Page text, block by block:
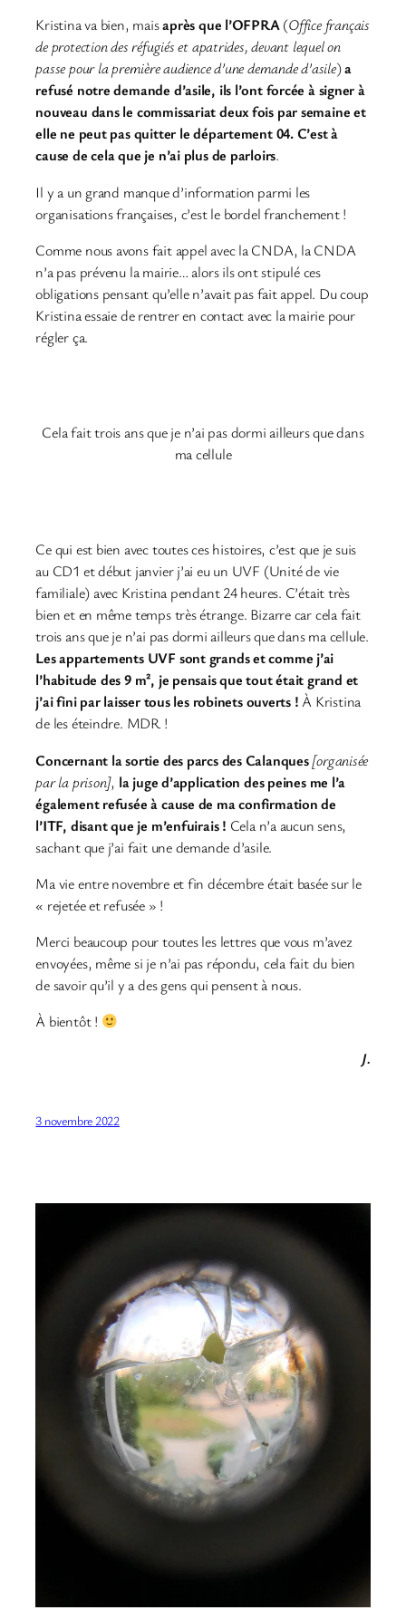
Kristina va bien, maisaprès que l’OFPRA(Office français
de protection des réfugiés et apatrides, devant lequel on
passe pour la première audience d’une demande d’asile)a
refusé notre demande d’asile, ils l’ont forcée à signer à
nouveau dans le commissariat deux fois par semaine et
elle ne peut pas quitter le département 04. C’est à
cause de cela que je n’ai plus de parloirs.
Il y a un grand manque d’information parmi les
organisations françaises, c’est le bordel franchement !
Comme nous avons fait appel avec la CNDA, la CNDA
n’a pas prévenu la mairie… alors ils ont stipulé ces
obligations pensant qu’elle n’avait pas fait appel. Du coup
Kristina essaie de rentrer en contact avec la mairie pour
régler ça.
Cela fait trois ans que je n’ai pas dormi ailleurs que dans
ma cellule
Ce qui est bien avec toutes ces histoires, c’est que je suis
au CD1 et début janvier j’ai eu un UVF (Unité de vie
familiale) avec Kristina pendant 24 heures. C’était très
bien et en même temps très étrange. Bizarre car cela fait
trois ans que je n’ai pas dormi ailleurs que dans ma cellule.
Les appartements UVF sont grands et comme j’ai
l’habitude des 9 m², je pensais que tout était grand et
j’ai fini par laisser tous les robinets ouverts ! À Kristina
de les éteindre. MDR !
Concernant la sortie des parcs des Calanques[organisée
par la prison], la juge d’application des peines me l’a
également refusée à cause de ma confirmation de
l’ITF, disant que je m’enfuirais ! Cela n’a aucun sens,
sachant que j’ai fait une demande d’asile.
Ma vie entre novembre et fin décembre était basée sur le
« rejetée et refusée » !
Merci beaucoup pour toutes les lettres que vous m’avez
envoyées, même si je n’ai pas répondu, cela fait du bien
de savoir qu’il y a des gens qui pensent à nous.
À bientôt !
J.
3 novembre 2022